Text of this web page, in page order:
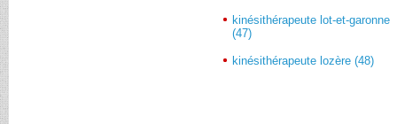
kinésithérapeute lot-et-garonne
(47)
kinésithérapeute lozère (48)